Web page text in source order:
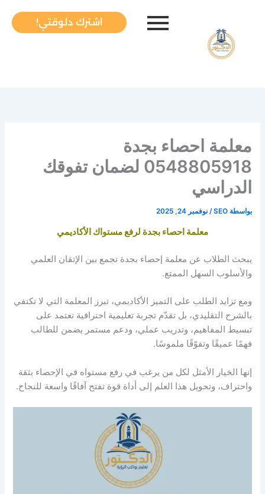
اشترك دلوقتي!
معلمة احصاء بجدة
0548805918 لضمان تفوقك
الدراسي
بواسطة SEO
/نوفمبر 24, 2025
معلمة احصاء بجدة لرفع مستواك الأكاديمي
يبحث الطلاب عن معلمة إحصاء بجدة تجمع بين الإتقان العلمي
والأسلوب السهل الممتع.
ومع تزايد الطلب على التميز الأكاديمي، تبرز المعلمة التي لا تكتفي
بالشرح التقليدي، بل تقدّم تجربة تعليمية احترافية تعتمد على
تبسيط المفاهيم، وتدريب عملي، ودعم مستمر يضمن للطالب
فهمًا عميقًا وتفوّقًا ملموسًا.
إنها الخيار الأمثل لكل من يرغب في رفع مستواه في الإحصاء بثقة
واحتراف، وتحويل هذا العلم إلى أداة قوة تفتح آفاقًا واسعة للنجاح.